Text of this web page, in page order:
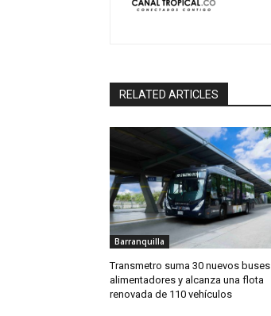
RELATED ARTICLES
Barranquilla
Transmetro suma 30 nuevos buses
alimentadores y alcanza una flota
renovada de 110 vehículos